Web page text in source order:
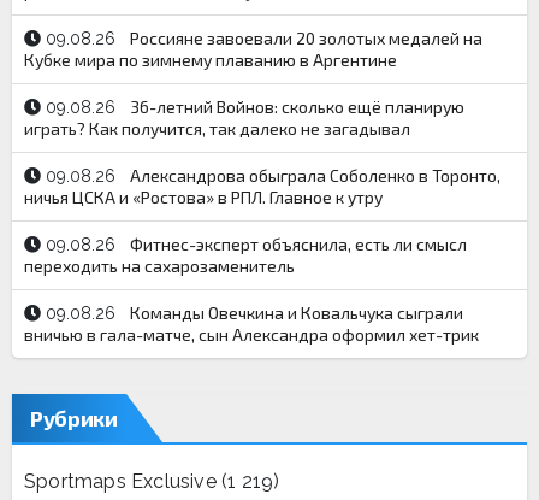
09.08.26
Россияне завоевали 20 золотых медалей на
Кубке мира по зимнему плаванию в Аргентине
09.08.26
36-летний Войнов: сколько ещё планирую
играть? Как получится, так далеко не загадывал
09.08.26
Александрова обыграла Соболенко в Торонто,
ничья ЦСКА и «Ростова» в РПЛ. Главное к утру
09.08.26
Фитнес-эксперт объяснила, есть ли смысл
переходить на сахарозаменитель
09.08.26
Команды Овечкина и Ковальчука сыграли
вничью в гала-матче, сын Александра оформил хет-трик
Рубрики
Sportmaps Exclusive(1 219)